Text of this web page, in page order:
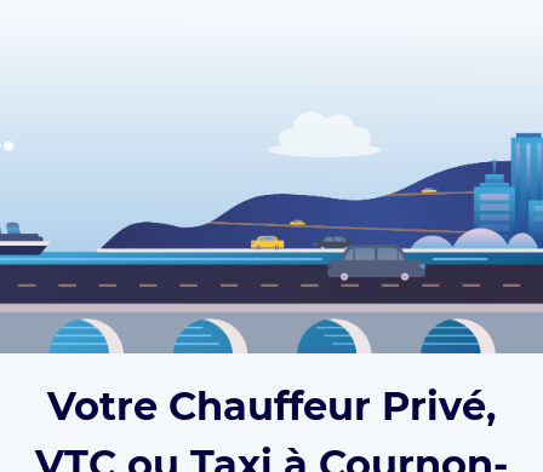
Votre Chauffeur Privé,